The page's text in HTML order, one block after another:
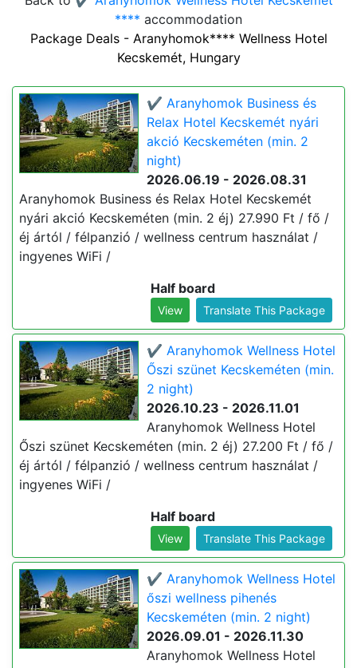
**** accommodation
Package Deals - Aranyhomok**** Wellness Hotel
Kecskemét, Hungary
✔️ Aranyhomok Business és
Relax Hotel Kecskemét nyári
akció Kecskeméten (min. 2
night)
2026.06.19 - 2026.08.31
Aranyhomok Business és Relax Hotel Kecskemét
nyári akció Kecskeméten (min. 2 éj) 27.990 Ft / fő /
éj ártól / félpanzió / wellness centrum használat /
ingyenes WiFi /
Half board
View Translate This Package
✔️ Aranyhomok Wellness Hotel
Őszi szünet Kecskeméten (min.
2 night)
2026.10.23 - 2026.11.01
Aranyhomok Wellness Hotel
Őszi szünet Kecskeméten (min. 2 éj) 27.200 Ft / fő /
éj ártól / félpanzió / wellness centrum használat /
ingyenes WiFi /
Half board
View Translate This Package
✔️ Aranyhomok Wellness Hotel
őszi wellness pihenés
Kecskeméten (min. 2 night)
2026.09.01 - 2026.11.30
Aranyhomok Wellness Hotel